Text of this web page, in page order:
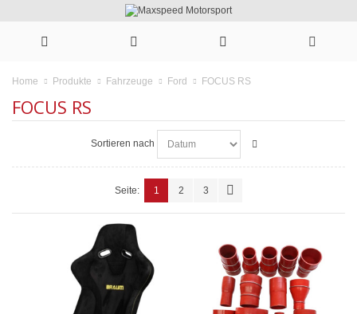
Home Produkte Fahrzeuge Ford FOCUS RS
FOCUS RS
Sortieren nach
Seite: 1 2 3